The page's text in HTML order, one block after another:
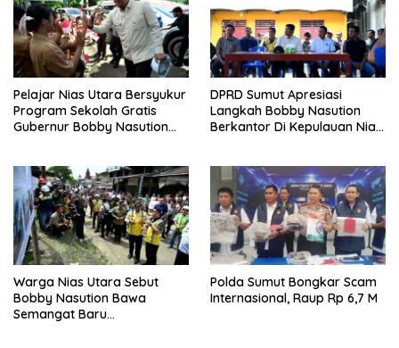
Pelajar Nias Utara Bersyukur
Program Sekolah Gratis
Gubernur Bobby Nasution
DPRD Sumut Apresiasi
Langkah Bobby Nasution
Berkantor Di Kepulauan Nias,
Warga Nias Utara Sebut
Bobby Nasution Bawa
Semangat Baru
Polda Sumut Bongkar Scam
Internasional, Raup Rp 6,7 M